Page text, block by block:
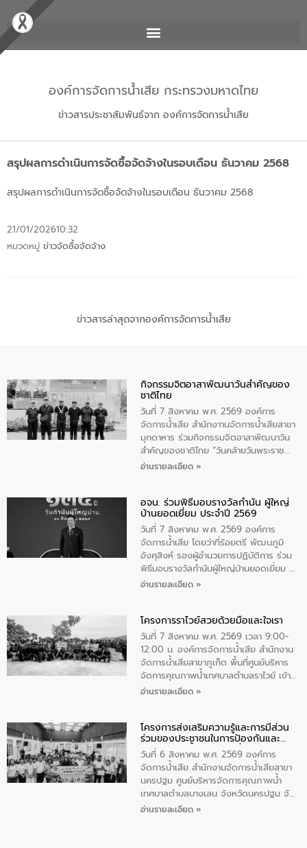
องค์การจัดการน้ำเสีย กระทรวงมหาดไทย
ข่าวสารประชาสัมพันธ์จาก องค์การจัดการน้ำเสีย
สรุปผลการดำเนินการจัดซื้อจัดจ้างในรอบเดือน ธันวาคม 2568
สรุปผลการดำเนินการจัดซื้อจัดจ้างในรอบเดือน ธันวาคม 2568
21/01/202610:32
หมวดหมู่ ข่าวจัดซื้อจัดจ้าง
ข่าวสารล่าสุดจากองค์การจัดการน้ำเสีย
กิจกรรมจิตอาสาพัฒนาวันสําคัญของ
ชาติไทย
วันที่ 7 สิงหาคม พ.ศ. 2569 องค์การ
จัดการน้ำเสีย สำนักงาานจัดการน้ำเสียสาขา
มุกดาหาร ร่วมกิจกรรมจิตอาสาพัฒนาวัน
สําคัญของชาติไทย “วันคล้ายวันพระราช
สมภพ สมเด็จพระนางเจ้าสิริกิติ์พระบรม
ทิพย์คำ รองผู้ว่าราชการจังหวัดมุกดาหาร
เป็นประธานในพิธี ณ เรือนจําชั่วคราวนาโสก
ตําบลนาโสก อําเภอเมืองมุกดาหาร จังหวัด
มุกดาหาร โดยในกิจกรรมได้ร่วมปลูกป่า และ
ทําความสะอาดภายในบริเวณ จัดกิจกรรม
เพื่อถวายเป็นพระราชกุศล สมเด็จพระนาง
เจ้าสิริกิติ์พระบรมราชินีนาถ พระบรมราช
อ่านรายละเอียด »
อจน. ร่วมพิธีมอบรางวัลกำนัน ผู้ใหญ่
บ้านยอดเยี่ยม ประจำปี 2569
วันที่ 7 สิงหาคม พ.ศ. 2569 องค์การ
จัดการน้ำเสีย โดยว่าที่ร้อยตรี พัฒนภูมิ
อังศุสิงห์ รองผู้อำนวยการปฏิบัติการ ร่วม
พิธีมอบรางวัลกำนันผู้ใหญ่บ้านยอดเยี่ยม ณ
ทำเนียบรัฐบาล โดยมีนายอนุทิน ชาญวีรกูล
ทองคำและประกาศเกียรติคุณให้แก่ กำนัน
ผู้ใหญ่บ้านยอดเยี่ยม พร้อมกล่าวชื่นชม ให้
โอวาท และมอบนโยบาย
อ่านรายละเอียด »
โครงการราไวย์สวยด้วยมือและใจเรา
วันที่ 7 สิงหาคม พ.ศ. 2569 เวลา 9:00-
12:00 น. องค์การจัดการน้ำเสีย สำนักงาน
จัดการน้ำเสียสาขาภูเก็ต พื้นที่ศูนย์บริหาร
จัดการคุณภาพน้ำเทศบาลตำบลราไวย์ เข้า
ร่วมโครงการราไวย์สวยด้วยมือและใจเรา
ประชาชน ตัวแทนจากโรงแรมต่างๆ ในเขต
เทศบาลตำบลราไวย์ ศูนย์บริหารจัดการ
คุณภาพน้ำเทศบาลตำบลราไวย์ นำโดยนาย
น้อย แก้วเศษ ผู้จัดการสำนักงานจัดการน้ำ
เสียสาขาภูเก็ต พร้อมด้วยเจ้าหน้าที่ จำนวน
5 คน ร่วมทำกิจกรรม ทำความสะอาด
ชายหาดและแหล่งท่องเที่ยว ณ บริเวณ
อ่านรายละเอียด »
โครงการส่งเสริมความรู้และการมีส่วน
ร่วมของประชาชนในการป้องกันและ
แก้ไขปัญหาน้ำเสียอย่างยั่งยืน
วันที่ 6 สิงหาคม พ.ศ. 2569 องค์การ
จัดการน้ำเสีย สำนักงานจัดการน้ำเสียสาขา
นครปฐม ศูนย์บริหารจัดการคุณภาพน้ำ
เทศบาลตำบลบางเลน จังหวัดนครปฐม จัด
กิจกรรมภายใต้โครงการส่งเสริมความรู้และ
อ่านรายละเอียด »